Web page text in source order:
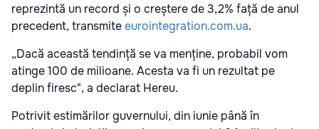
reprezintă un record și o creștere de 3,2% față de anul
precedent, transmiteeurointegration.com.ua.
„Dacă această tendință se va menține, probabil vom
atinge 100 de milioane. Acesta va fi un rezultat pe
deplin firesc", a declarat Hereu.
Potrivit estimărilor guvernului, din iunie până în